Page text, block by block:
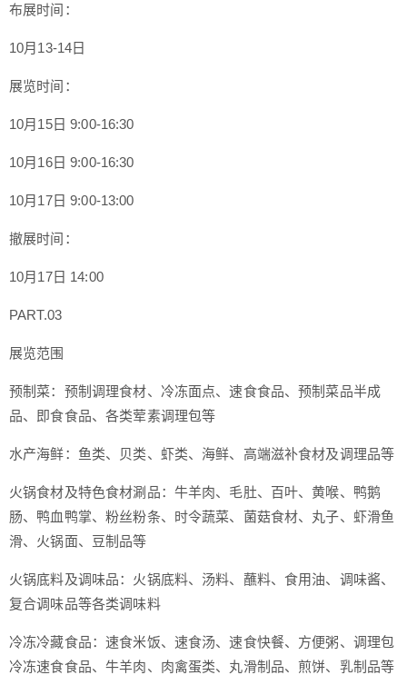
布展时间：
10月13-14日
展览时间：
10月15日 9:00-16:30
10月16日 9:00-16:30
10月17日 9:00-13:00
撤展时间：
10月17日 14:00
PART.03
展览范围
预制菜：预制调理食材、冷冻面点、速食食品、预制菜品半成
品、即食食品、各类荤素调理包等
水产海鲜：鱼类、贝类、虾类、海鲜、高端滋补食材及调理品等
火锅食材及特色食材涮品：牛羊肉、毛肚、百叶、黄喉、鸭鹅
肠、鸭血鸭掌、粉丝粉条、时令蔬菜、菌菇食材、丸子、虾滑鱼
滑、火锅面、豆制品等
火锅底料及调味品：火锅底料、汤料、蘸料、食用油、调味酱、
复合调味品等各类调味料
冷冻冷藏食品：速食米饭、速食汤、速食快餐、方便粥、调理包
冷冻速食食品、牛羊肉、肉禽蛋类、丸滑制品、煎饼、乳制品等